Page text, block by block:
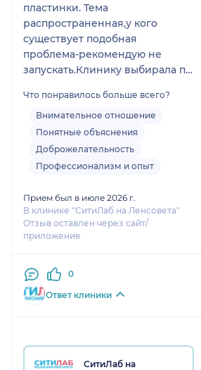
пластинки. Тема
распространенная,у кого
существует подобная
проблема-рекомендую не
запускать.Клинику выбирала по
внимательный,отзывчивый,во
время приема провела забор
материала на анализ. Все четко
и по делу. Ответила на все
интересующие вопросы.
у Валентины Игоревны и в
дальнейшем
Что понравилось больше всего?
Внимательное отношение
Понятные объяснения
Доброжелательность
Профессионализм и опыт
Прием был в июле 2026 г.
В клинике "СитиЛаб на Ленсовета"
Отзыв оставлен через сайт/
приложение
0
Ответ клиники
СитиЛаб на